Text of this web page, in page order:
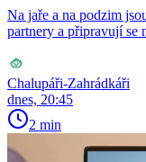
Na jaře a na podzim
partnery a připravují se
Chalupáři-Zahrádkáři
dnes, 20:45
2 min